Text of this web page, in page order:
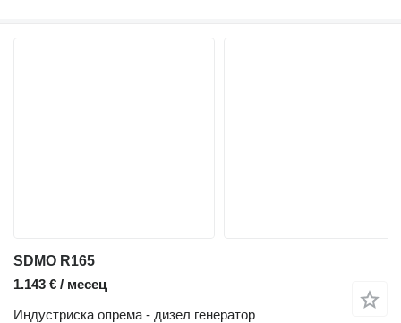
SDMO R165
1.143 € / месец
Индустриска опрема - дизел генератор